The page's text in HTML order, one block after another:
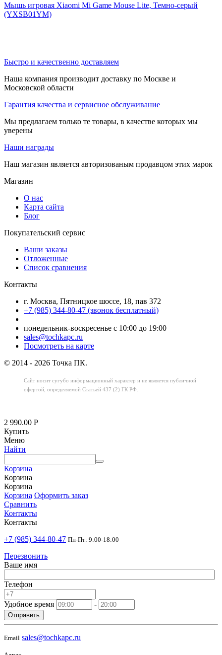
Мышь игровая Xiaomi Mi Game Mouse Lite, Темно-серый
(YXSB01YM)
Быстро и качественно доставляем
Наша компания производит доставку по Москве и
Московской области
Гарантия качества и сервисное обслуживание
Мы предлагаем только те товары, в качестве которых мы
уверены
Наши награды
Наш магазин является авторизованым продавцом этих марок
Магазин
О нас
Карта сайта
Блог
Покупательский сервис
Ваши заказы
Отложенные
Список сравнения
Контакты
г. Москва, Пятницкое шоссе, 18, пав 372
+7 (985) 344-80-47 (звонок бесплатный)
понедельник-воскресенье с 10:00 до 19:00
sales@tochkapc.ru
Посмотреть на карте
© 2014 - 2026 Точка ПК.
Сайт носит сугубо информационный характер и не является публичной
офертой, определяемой Статьей 437 (2) ГК РФ.
2 990.00 Р
Купить
Меню
Найти
Корзина
Корзина
Корзина
Корзина Оформить заказ
Сравнить
Контакты
Контакты
+7 (985) 344-80-47 Пн-Пт: 9:00-18:00
Перезвонить
Ваше имя
Телефон
Удобное время -
Отправить
Email sales@tochkapc.ru